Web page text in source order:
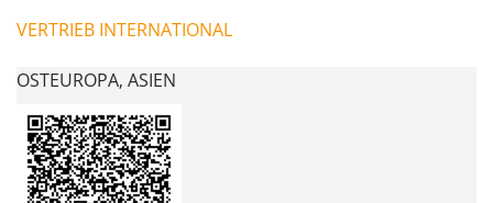
VERTRIEB INTERNATIONAL
OSTEUROPA, ASIEN